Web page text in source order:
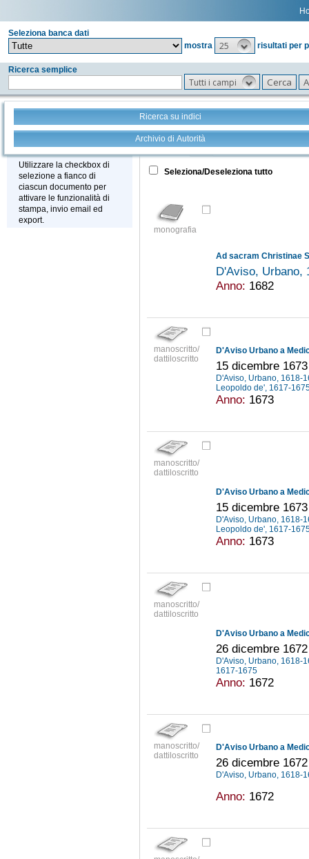
Seleziona banca dati
mostra
25 risultati per
Ricerca semplice
Tutti i campi
Ricerca su indici
Archivio di Autorità
Stampa - Email - Export
Utilizzare la checkbox di
selezione a fianco di
ciascun documento per
attivare le funzionalità di
stampa, invio email ed
export.
Tutto +
Seleziona/Deseleziona tutto
monografia
D'Aviso, Urbano,
Anno: 1682
manoscritto/
dattiloscritto
D'Aviso Urbano a
15 dicembre 1673
D'Aviso, Urbano, 1618-
Leopoldo de', 1617-
Anno: 1673
manoscritto/
dattiloscritto
D'Aviso Urbano a
15 dicembre 1673
D'Aviso, Urbano, 1618-
Leopoldo de', 1617-
Anno: 1673
manoscritto/
dattiloscritto
D'Aviso Urbano a
26 dicembre 1672
D'Aviso, Urbano, 1618-
1617-1675
Anno: 1672
manoscritto/
dattiloscritto
D'Aviso Urbano a
26 dicembre 1672
D'Aviso, Urbano, 1618-
Anno: 1672